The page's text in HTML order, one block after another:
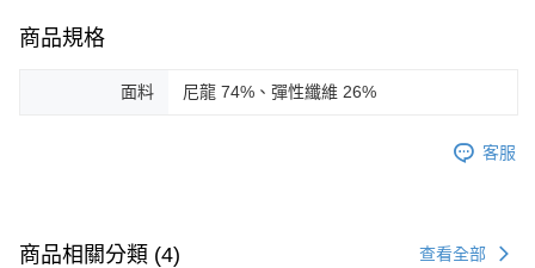
商品規格
面料 尼龍 74%、彈性纖維 26%
客服
商品相關分類 (4) 查看全部